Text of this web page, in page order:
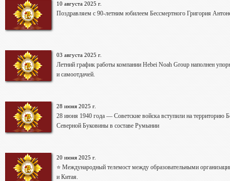
10 августа 2025 г.
Поздравляем с 90-летним юбилеем Бессмертного Григория
03 августа 2025 г.
Летний график работы компании Hebei Noah Group наполнен
и самоотдачей.
28 июня 2025 г.
28 июня 1940 года — Советские войска вступили на территорию
Северной Буковины в составе Румынии
20 июня 2025 г.
⭐ Международный телемост между образовательными
и Китая.